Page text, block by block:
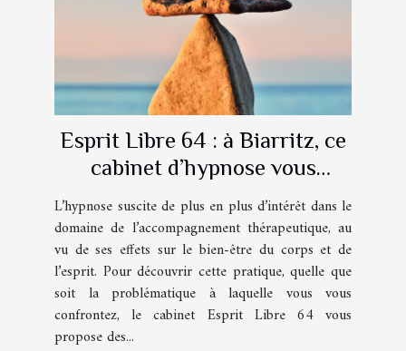
Esprit Libre 64 : à Biarritz, ce
cabinet d’hypnose vous
accompagne au quotidien !
L’hypnose suscite de plus en plus d’intérêt dans le
domaine de l’accompagnement thérapeutique, au
vu de ses effets sur le bien-être du corps et de
l’esprit. Pour découvrir cette pratique, quelle que
soit la problématique à laquelle vous vous
confrontez, le cabinet Esprit Libre 64 vous
propose des...